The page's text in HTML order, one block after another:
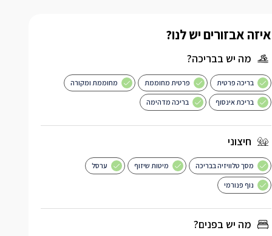
איזה אבזורים יש לנו?
מה יש בבריכה?
בריכה פרטית פרטית מחוממת מחוממת ומקורה
בריכת אינסוף בריכה מדהימה
חיצוני
מסך טלוויזיה בבריכה מיטות שיזוף ערסל
נוף פנורמי
מה יש בפנים?